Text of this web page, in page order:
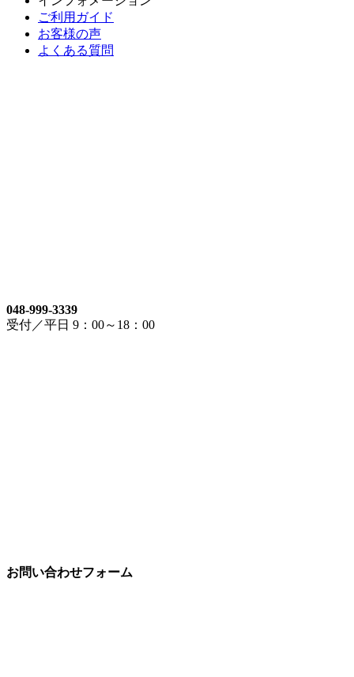
ご利用ガイド
お客様の声
よくある質問
048-999-3339
受付／平日 9：00～18：00
お問い合わせフォーム